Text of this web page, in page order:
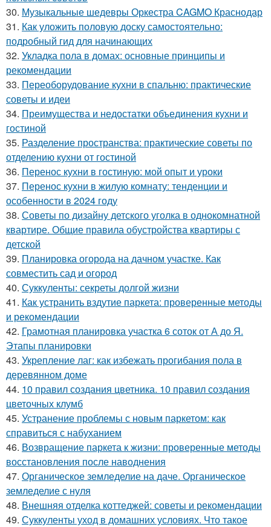
30. Музыкальные шедевры Оркестра CAGMO Краснодар
31. Как уложить половую доску самостоятельно:
подробный гид для начинающих
32. Укладка пола в домах: основные принципы и
рекомендации
33. Переоборудование кухни в спальню: практические
советы и идеи
34. Преимущества и недостатки объединения кухни и
гостиной
35. Разделение пространства: практические советы по
отделению кухни от гостиной
36. Перенос кухни в гостиную: мой опыт и уроки
37. Перенос кухни в жилую комнату: тенденции и
особенности в 2024 году
38. Советы по дизайну детского уголка в однокомнатной
квартире. Общие правила обустройства квартиры с
детской
39. Планировка огорода на дачном участке. Как
совместить сад и огород
40. Суккуленты: секреты долгой жизни
41. Как устранить вздутие паркета: проверенные методы
и рекомендации
42. Грамотная планировка участка 6 соток от А до Я.
Этапы планировки
43. Укрепление лаг: как избежать прогибания пола в
деревянном доме
44. 10 правил создания цветника. 10 правил создания
цветочных клумб
45. Устранение проблемы с новым паркетом: как
справиться с набуханием
46. Возвращение паркета к жизни: проверенные методы
восстановления после наводнения
47. Органическое земледелие на даче. Органическое
земледелие с нуля
48. Внешняя отделка коттеджей: советы и рекомендации
49. Суккуленты уход в домашних условиях. Что такое